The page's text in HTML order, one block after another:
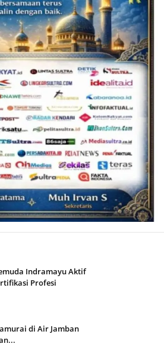
Indramayu Aktif
Profesi
di Air Jamban